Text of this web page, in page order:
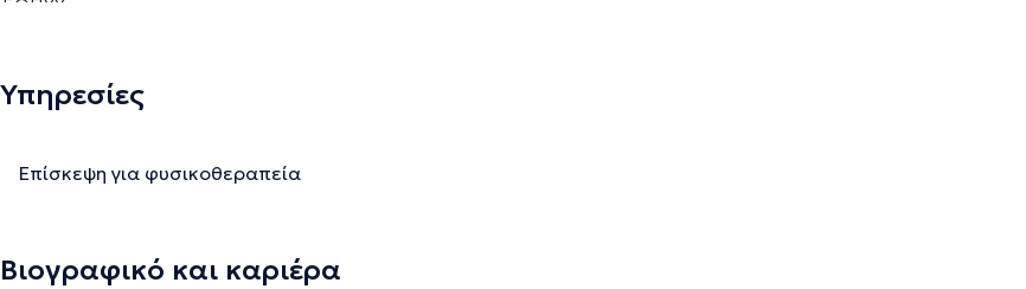
Υπηρεσίες
Επίσκεψη για φυσικοθεραπεία
Βιογραφικό και καριέρα